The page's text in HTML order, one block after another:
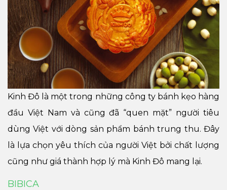
Kinh Đô là một trong những công ty bánh kẹo hàng
đầu Việt Nam và cũng đã “quen mặt” người tiêu
dùng Việt với dòng sản phẩm bánh trung thu. Đây
là lựa chọn yêu thích của người Việt bởi chất lượng
cũng như giá thành hợp lý mà Kinh Đô mang lại.
BIBICA